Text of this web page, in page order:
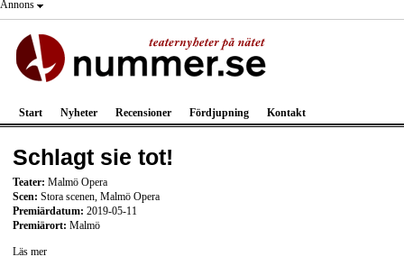
Annons
Start Nyheter Recensioner Fördjupning Kontakt
Schlagt sie tot!
Teater: Malmö Opera
Scen: Stora scenen, Malmö Opera
Premiärdatum: 2019-05-11
Premiärort: Malmö
Läs mer